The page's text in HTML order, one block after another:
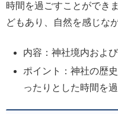
時間を過ごすことができ
どもあり、自然を感じな
内容：神社境内およ
ポイント：神社の歴
ったりとした時間を過